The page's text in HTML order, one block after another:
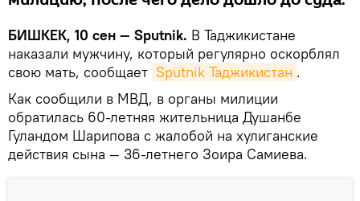
БИШКЕК, 10 сен — Sputnik. В Таджикистане
наказали мужчину, который регулярно оскорблял
свою мать, сообщает Sputnik Таджикистан .
Как сообщили в МВД, в органы милиции
обратилась 60-летняя жительница Душанбе
Гуландом Шарипова с жалобой на хулиганские
действия сына — 36-летнего Зоира Самиева.